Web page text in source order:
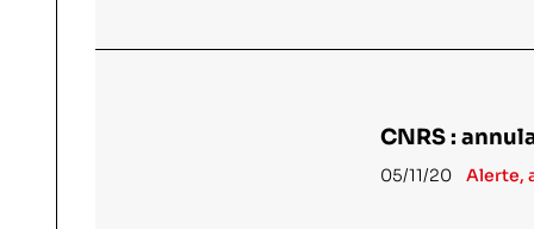
CNRS :
05/11/20 Alerte,